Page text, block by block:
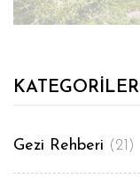
KATEGORILER
Gezi Rehberi (21)